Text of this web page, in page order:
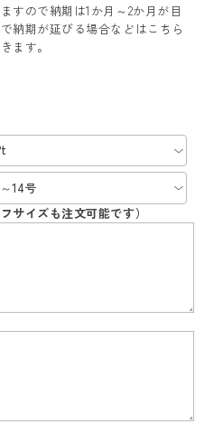
すので納期は1か月～2か月が目
納期が延びる場合などはこちら
ます。
サイズも注文可能です）